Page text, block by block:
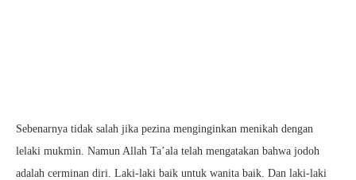
Sebenarnya tidak salah jika pezina menginginkan menikah dengan
lelaki mukmin. Namun Allah Ta’ala telah mengatakan bahwa jodoh
adalah cerminan diri. Laki-laki baik untuk wanita baik. Dan laki-laki